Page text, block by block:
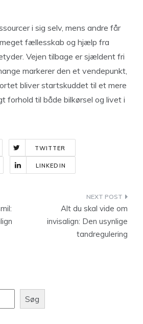
i sig selv, mens andre får
fællesskab og hjælp fra
Vejen tilbage er sjældent fri
markerer den et vendepunkt,
bliver startskuddet til et mere
forhold til både bilkørsel og livet i
TWITTER
LINKEDIN
Alt du skal vide om
invisalign: Den usynlige
tandregulering
Søg